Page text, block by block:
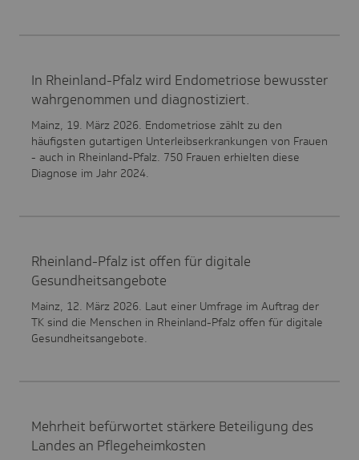
In Rheinland-Pfalz wird Endometriose bewusster
wahrgenommen und diagnostiziert.
Mainz, 19. März 2026. Endometriose zählt zu den
häufigsten gutartigen Unterleibserkrankungen von Frauen
- auch in Rheinland-Pfalz. 750 Frauen erhielten diese
Diagnose im Jahr 2024.
Rheinland-Pfalz ist offen für digitale
Gesundheitsangebote
Mainz, 12. März 2026. Laut einer Umfrage im Auftrag der
TK sind die Menschen in Rheinland-Pfalz offen für digitale
Gesundheitsangebote.
Mehrheit befürwortet stärkere Beteiligung des
Landes an Pflegeheimkosten